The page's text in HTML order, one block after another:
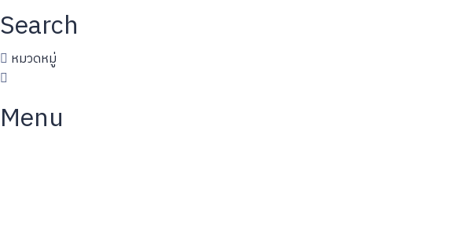
Search
หมวดหมู่
Menu